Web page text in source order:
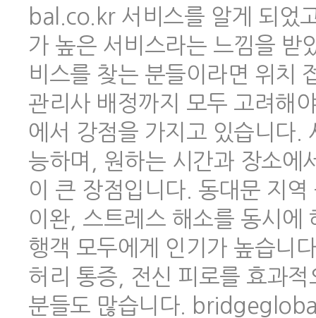
bal.co.kr 서비스를 알게 되었
가 높은 서비스라는 느낌을 받
비스를 찾는 분들이라면 위치
관리사 배정까지 모두 고려해
에서 강점을 가지고 있습니다.
능하며, 원하는 시간과 장소에
이 큰 장점입니다. 동대문 지
이완, 스트레스 해소를 동시에
행객 모두에게 인기가 높습니
허리 통증, 전신 피로를 효과
분들도 많습니다.